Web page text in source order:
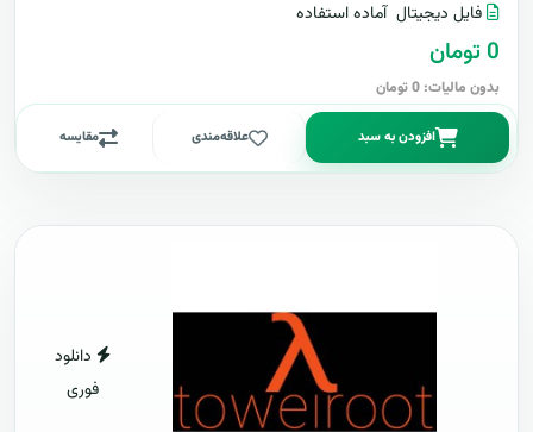
فایل دیجیتال آماده استفاده
0 تومان
بدون مالیات: 0 تومان
افزودن به سبد علاقه‌مندی مقایسه
دانلود
فوری